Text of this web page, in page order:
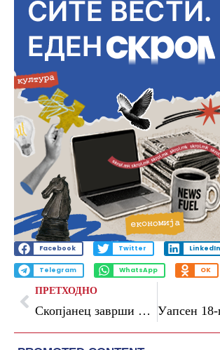
Facebook Twitter LinkedIn
Telegram WhatsApp OK
ПРЕТХОДНО
Скопјанец заврши во болница откако бил повреден со виљушкар